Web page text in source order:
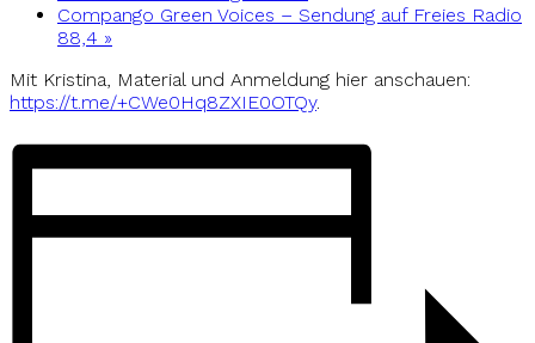
Compango Green Voices – Sendung auf Freies Radio
88,4 »
Mit Kristina, Material und Anmeldung hier anschauen:
https://t.me/+CWe0Hq8ZXIE0OTQy.